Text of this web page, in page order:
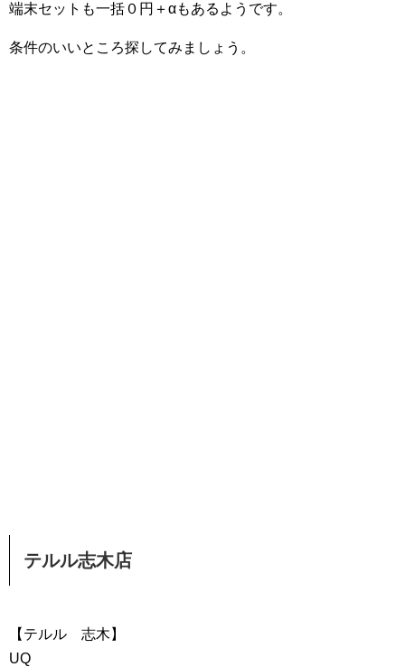
端末セットも一括０円＋αもあるようです。
条件のいいところ探してみましょう。
テルル志木店
【テルル 志木】
UQ